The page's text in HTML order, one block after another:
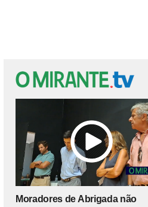
Moradores de Abrigada não